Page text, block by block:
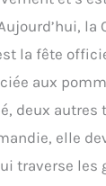
la
la fête
aux
deux autres
elle
traverse les